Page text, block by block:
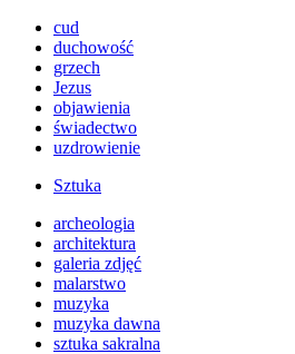
cud
duchowość
grzech
Jezus
objawienia
świadectwo
uzdrowienie
Sztuka
archeologia
architektura
galeria zdjęć
malarstwo
muzyka
muzyka dawna
sztuka sakralna